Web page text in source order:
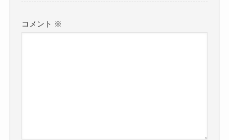
コメント ※